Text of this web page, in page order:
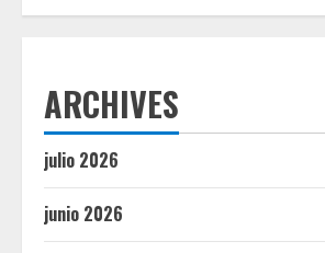
ARCHIVES
julio 2026
junio 2026